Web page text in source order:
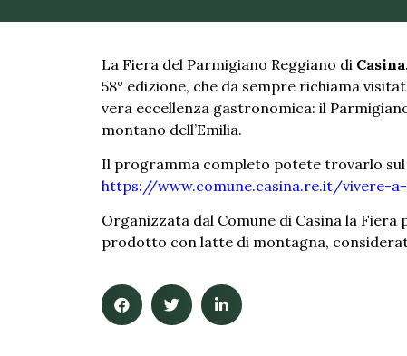
La Fiera del Parmigiano Reggiano di
58° edizione, che da sempre richiama
vera eccellenza gastronomica: il
montano dell’Emilia.
Il programma completo potete trovarlo sul
https://www.comune.casina.re.it/vivere-
Organizzata dal Comune di Casina la
prodotto con latte di montagna,